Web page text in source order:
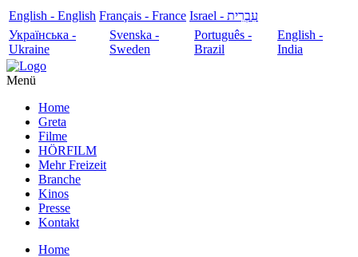
English - English Français - France
עִבְרִית - Israel
Українська -
Ukraine
Svenska -
Sweden
Português -
Brazil
English -
India
Menü
Home
Greta
Filme
HÖRFILM
Mehr Freizeit
Branche
Kinos
Presse
Kontakt
Home